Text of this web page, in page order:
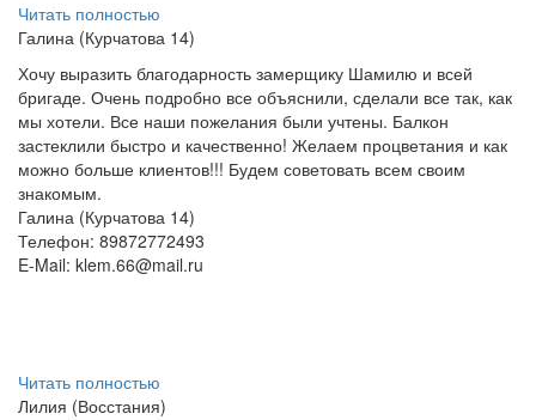
Читать полностью
Галина (Курчатова 14)
Хочу выразить благодарность замерщику Шамилю и всей
бригаде. Очень подробно все объяснили, сделали все так, как
мы хотели. Все наши пожелания были учтены. Балкон
застеклили быстро и качественно! Желаем процветания и как
можно больше клиентов!!! Будем советовать всем своим
знакомым.
Галина (Курчатова 14)
Телефон: 89872772493
E-Mail: klem.66@mail.ru
Читать полностью
Лилия (Восстания)